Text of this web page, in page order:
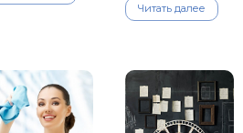
Читать далее